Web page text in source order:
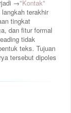
→"Kontak"
terakhir
tingkat
dan fitur formal
tidak
teks. Tujuan
tersebut dipoles